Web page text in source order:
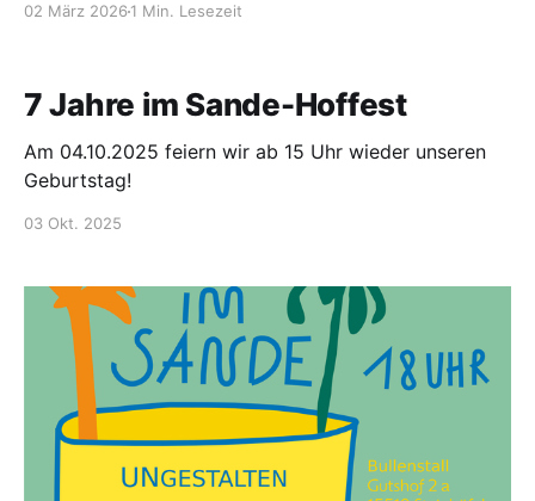
02 März 2026 1 Min. Lesezeit
7 Jahre im Sande-Hoffest
Am 04.10.2025 feiern wir ab 15 Uhr wieder unseren
Geburtstag!
03 Okt. 2025